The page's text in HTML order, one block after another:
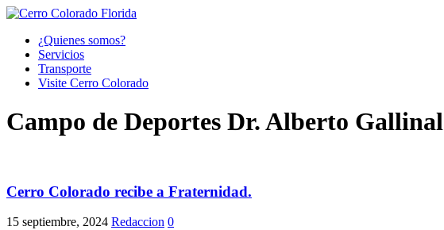
¿Quienes somos?
Servicios
Transporte
Visite Cerro Colorado
Campo de Deportes Dr. Alberto Gallinal
Cerro Colorado recibe a Fraternidad.
15 septiembre, 2024 Redaccion 0